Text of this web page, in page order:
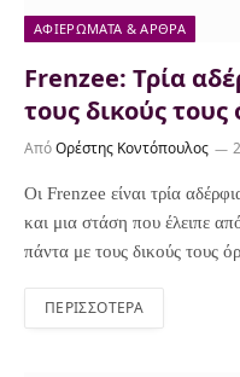
ΑΦΙΕΡΏΜΑΤΑ & ΆΡΘΡΑ
Frenzee: Τρία
τους δικούς τους
ΑπόΟρέστης Κοντόπουλος
Οι Frenzee είναι τρία
και μια στάση που έλειπε
πάντα με τους δικούς τους
ΠΕΡΙΣΣΌΤΕΡΑ